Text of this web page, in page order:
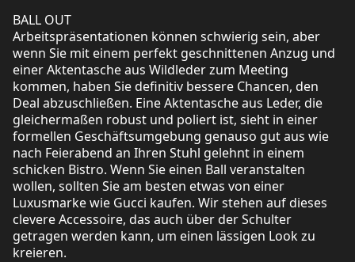
BALL OUT
Arbeitspräsentationen können schwierig sein, aber
wenn Sie mit einem perfekt geschnittenen Anzug und
einer Aktentasche aus Wildleder zum Meeting
kommen, haben Sie definitiv bessere Chancen, den
Deal abzuschließen. Eine Aktentasche aus Leder, die
gleichermaßen robust und poliert ist, sieht in einer
formellen Geschäftsumgebung genauso gut aus wie
nach Feierabend an Ihren Stuhl gelehnt in einem
schicken Bistro. Wenn Sie einen Ball veranstalten
wollen, sollten Sie am besten etwas von einer
Luxusmarke wie Gucci kaufen. Wir stehen auf dieses
clevere Accessoire, das auch über der Schulter
getragen werden kann, um einen lässigen Look zu
kreieren.